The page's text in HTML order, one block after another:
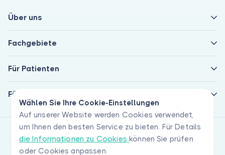
Wählen Sie Ihre Cookie-Einstellungen
Auf unserer Website werden Cookies verwendet,
um Ihnen den besten Service zu bieten. Für Details
die Informationen zu Cookieskönnen Sie prüfen
oder Cookies anpassen.
Über uns
Fachgebiete
Für Patienten
Für Ärzte